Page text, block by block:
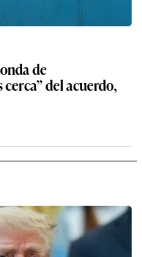
de
del acuerdo,